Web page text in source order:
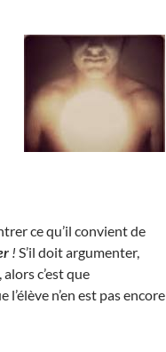
ce qu’il convient de
! S’il doit argumenter,
, alors c’est que
l’élève n’en est pas encore